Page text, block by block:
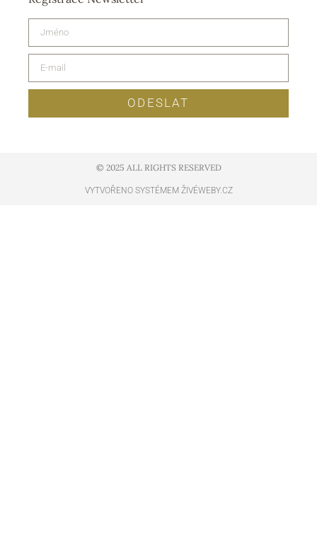
ODESLAT
© 2025 ALL RIGHTS RESERVED​
VYTVOŘENO SYSTÉMEM ŽIVÉWEBY.CZ